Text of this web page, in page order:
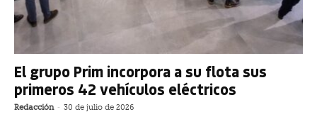
El grupo Prim incorpora a su flota sus
primeros 42 vehículos eléctricos
Redacción - 30 de julio de 2026